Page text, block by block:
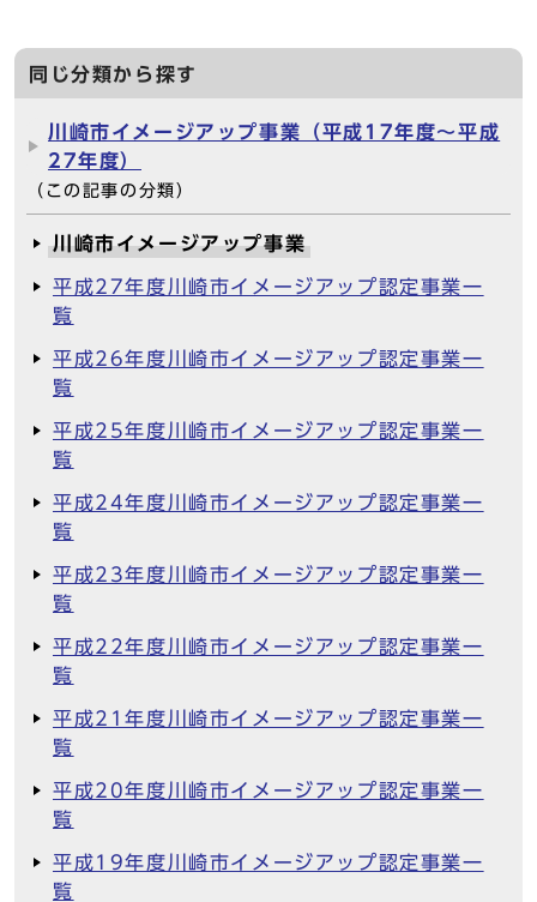
同じ分類から探す
川崎市イメージアップ事業（平成17年度～平成
27年度）
（この記事の分類）
川崎市イメージアップ事業
平成27年度川崎市イメージアップ認定事業一
覧
平成26年度川崎市イメージアップ認定事業一
覧
平成25年度川崎市イメージアップ認定事業一
覧
平成24年度川崎市イメージアップ認定事業一
覧
平成23年度川崎市イメージアップ認定事業一
覧
平成22年度川崎市イメージアップ認定事業一
覧
平成21年度川崎市イメージアップ認定事業一
覧
平成20年度川崎市イメージアップ認定事業一
覧
平成19年度川崎市イメージアップ認定事業一
覧